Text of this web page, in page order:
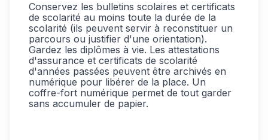
Conservez les bulletins scolaires et certificats
de scolarité au moins toute la durée de la
scolarité (ils peuvent servir à reconstituer un
parcours ou justifier d'une orientation).
Gardez les diplômes à vie. Les attestations
d'assurance et certificats de scolarité
d'années passées peuvent être archivés en
numérique pour libérer de la place. Un
coffre-fort numérique permet de tout garder
sans accumuler de papier.